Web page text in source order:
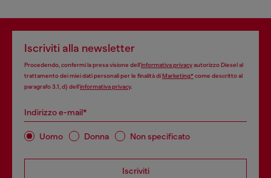
Iscriviti alla newsletter
Procedendo, confermi la presa visione dell’informativa privacyautorizzo Diesel al
trattamento dei miei dati personali per le finalità diMarketing*come descritto al
paragrafo 3.1, d) dell’informativa privacy.
Indirizzo e-mail*
Uomo Donna Non specificato
Iscriviti